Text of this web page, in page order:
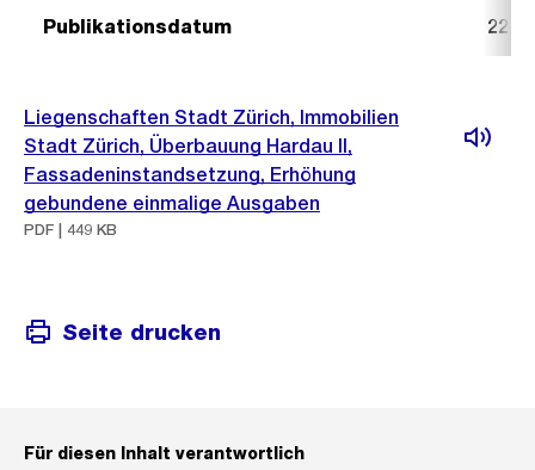
Publikationsdatum 22.
Liegenschaften Stadt Zürich, Immobilien
Stadt Zürich, Überbauung Hardau II,
Fassadeninstandsetzung, Erhöhung
gebundene einmalige Ausgaben
PDF | 449 KB
Seite drucken
Für diesen Inhalt verantwortlich